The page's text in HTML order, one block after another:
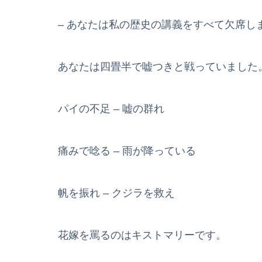
– あなたは私の歴史の講義をすべて欠席し
あなたは四畳半で嘘つきと戦っていました。
パイの不足 – 嘘の群れ
痛みで唸る – 雨が降っている
帆を振れ – クジラを救え
花嫁を罵るのはキストマリーです。